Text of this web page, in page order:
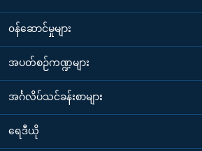
၀န်ဆောင်မှုများ
အပတ်စဉ်ကဏ္ဍများ
အင်္ဂလိပ်သင်ခန်းစာများ
ရေဒီယို